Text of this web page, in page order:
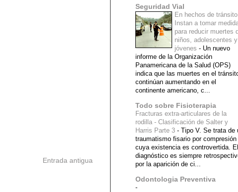
Entrada antigua
Seguridad Vial
En hechos de tránsito
Instan a tomar
para reducir muertes
niños, adolescentes y
jóvenes - Un nuevo
informe de la Organización
Panamericana de la Salud (OPS)
indica que las muertes en el
continúan aumentando en el
continente americano, c...
Todo sobre Fisioterapia
Fracturas extra-articulares de la
rodilla - Clasificación de Salter y
Harris Parte 3 - Tipo V. Se trata de
traumatismo fisario por compresión
cuya existencia es controvertida. El
diagnóstico es siempre
por la aparición de ci...
Odontologia Preventiva
-